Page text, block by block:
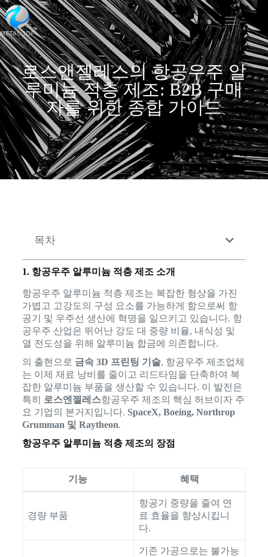
로스앤젤레스의 항공우주 알
루미늄 적층 제조: B2B 구매
자를 위한 종합 가이드
목차
1. 항공우주 알루미늄 적층 제조 소개
항공우주 알루미늄 적층 제조는 복잡한 형상을 가진
가볍고 고강도의 구성 요소를 가능하게 함으로써 항
공기 및 우주선 생산에 혁명을 일으키고 있습니다. 항
공우주 산업은 뛰어난 강도 대 중량 비율, 내식성 및
열 전도성을 위해 알루미늄 합금에 의존합니다.
의 출현으로 금속 3D 프린팅 기술, 항공우주 제조업체
는 이제 재료 낭비를 줄이고 리드타임을 단축하여 복
잡한 알루미늄 부품을 생산할 수 있습니다. 이 발전은
특히
로스엔젤레스항공우주 제조의 핵심 허브이자 주
요 기업의 본거지입니다. SpaceX, Boeing, Northrop
Grumman 및 Raytheon.
항공우주 알루미늄 적층 제조의 장점
기능 혜택
경량 부품
항공기 중량을 줄여 연
료 효율을 향상시킵니
다.
기존 가공으로는 불가능